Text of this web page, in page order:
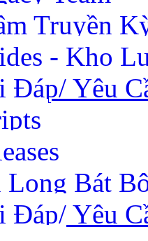
Truyền
- Kho
Đáp/ Yêu
Long Bát
Đáp/ Yêu